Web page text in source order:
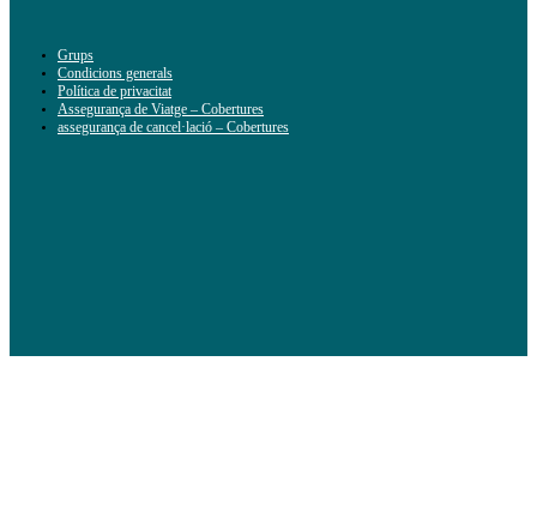
Grups
Condicions generals
Política de privacitat
Assegurança de Viatge – Cobertures
assegurança de cancel·lació – Cobertures